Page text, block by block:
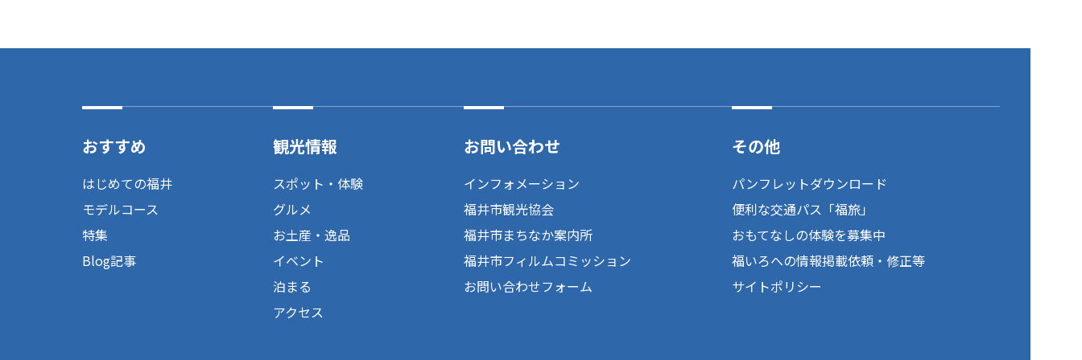
おすすめ
はじめての福井
モデルコース
特集
Blog記事
観光情報
スポット・体験
グルメ
お土産・逸品
イベント
泊まる
アクセス
お問い合わせ
インフォメーション
福井市観光協会
福井市まちなか案内所
福井市フィルムコミッション
お問い合わせフォーム
その他
パンフレットダウンロード
便利な交通パス「福旅」
おもてなしの体験を募集中
福いろへの情報掲載依頼・修正等
サイトポリシー